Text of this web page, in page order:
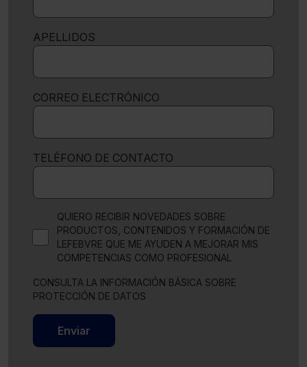
APELLIDOS
CORREO ELECTRÓNICO
TELÉFONO DE CONTACTO
QUIERO RECIBIR NOVEDADES SOBRE
PRODUCTOS, CONTENIDOS Y FORMACIÓN DE
LEFEBVRE QUE ME AYUDEN A MEJORAR MIS
COMPETENCIAS COMO PROFESIONAL
CONSULTA LA INFORMACIÓN BÁSICA SOBRE
PROTECCIÓN DE DATOS
Enviar